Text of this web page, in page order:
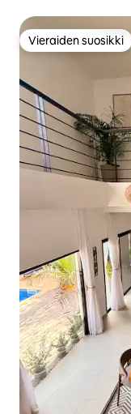
Vieraiden suosikki
Vieraiden suosikki